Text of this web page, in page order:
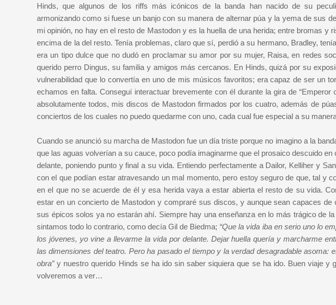
Hinds, que algunos de los riffs más icónicos de la banda han nacido de su
armonizando como si fuese un banjo con su manera de alternar púa y la yema de sus
mi opinión, no hay en el resto de Mastodon y es la huella de una herida; entre bromas y
encima de la del resto. Tenía problemas, claro que sí, perdió a su hermano, Bradley,
era un tipo dulce que no dudó en proclamar su amor por su mujer, Raisa, en redes
querido perro Dingus, su familia y amigos más cercanos. En Hinds, quizá por su
vulnerabilidad que lo convertía en uno de mis músicos favoritos; era capaz de ser un
echamos en falta. Conseguí interactuar brevemente con él durante la gira de “Emperor
absolutamente todos, mis discos de Mastodon firmados por los cuatro, además de
conciertos de los cuales no puedo quedarme con uno, cada cual fue especial a su
Cuando se anunció su marcha de Mastodon fue un día triste porque no imagino a la
que las aguas volverían a su cauce, poco podía imaginarme que el prosaico descuido
delante, poniendo punto y final a su vida. Entiendo perfectamente a Dailor, Kelliher y
con el que podían estar atravesando un mal momento, pero estoy seguro de que, tal y
en el que no se acuerde de él y esa herida vaya a estar abierta el resto de su vida.
estar en un concierto de Mastodon y compraré sus discos, y aunque sean capaces
sus épicos solos ya no estarán ahí. Siempre hay una enseñanza en lo más trágico de
sintamos todo lo contrario, como decía Gil de Biedma; “Que la vida iba en serio uno lo
los jóvenes, yo vine a llevarme la vida por delante. Dejar huella quería y marcharme
las dimensiones del teatro. Pero ha pasado el tiempo y la verdad desagradable asoma:
obra”y nuestro querido Hinds se ha ido sin saber siquiera que se ha ido. Buen viaje y
volveremos a ver…